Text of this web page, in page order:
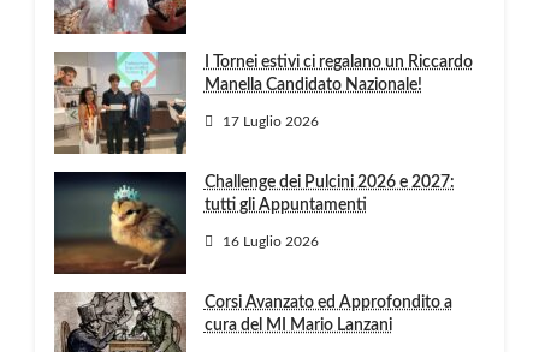
I Tornei estivi ci regalano un Riccardo
Manella Candidato Nazionale!
17 Luglio 2026
Challenge dei Pulcini 2026 e 2027:
tutti gli Appuntamenti
16 Luglio 2026
Corsi Avanzato ed Approfondito a
cura del MI Mario Lanzani